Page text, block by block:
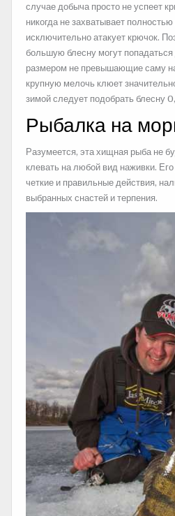
случае добыча просто не успеет
никогда не захватывает
исключительно атакует крючок.
большую блесну могут
размером не превышающие саму
крупную мелочь клюет
зимой следует подобрать блесну
Рыбалка на
Разумеется, эта хищная рыба не
клевать на любой вид наживки.
четкие и правильные действия,
выбранных снастей и терпения.